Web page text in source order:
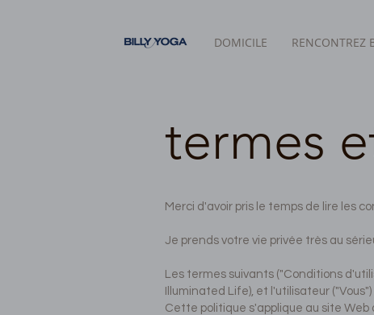
DOMICILE RENCONTREZ
termes
Merci d'avoir pris le temps de lire les
Je prends votre vie privée très au
Les termes suivants ("Conditions
Illuminated Life), et l'utilisateur
Cette politique s'applique au site Web